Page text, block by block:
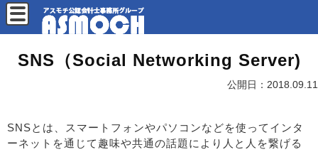
SNS（Social Networking Server)
公開日： 2018.09.11
SNSとは、スマートフォンやパソコンなどを使ってインタ
ーネットを通じて趣味や共通の話題により人と人を繋げる